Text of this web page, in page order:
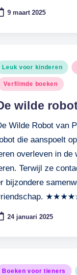
9 maart 2025
Leuk voor kinderen
Verfilmde boeken
wilde
Wilde Robot van
die aanspoelt
overleven in de
Terwijl ze
bijzondere
24 januari 2025
Boeken voor tieners